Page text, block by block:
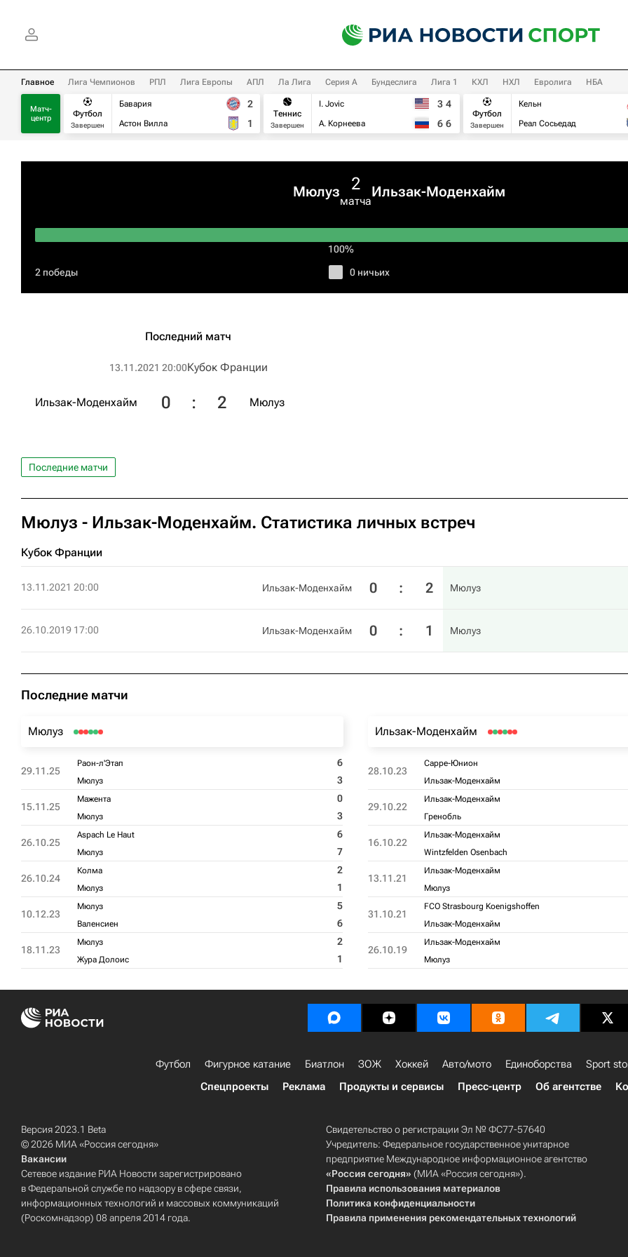
Главное Лига Чемпионов РПЛ Лига Европы АПЛ Ла Лига Серия А Бундеслига Лига 1 КХЛ НХЛ Евролига НБА
Матч-
центр
Футбол
Завершен
Бавария
Астон Вилла
2
1
Теннис
Завершен
I. Jovic
А. Корнеева
3 4
6 6
Футбол
Завершен
Кельн
Реал Сосьедад
Мюлуз 2
матча
Ильзак-Моденхайм
100%
2 победы 0 ничьих
Последний матч
13.11.2021 20:00Кубок Франции
Ильзак-Моденхайм 0 : 2 Мюлуз
Последние матчи
Мюлуз - Ильзак-Моденхайм. Статистика личных встреч
Кубок Франции
13.11.2021 20:00 Ильзак-Моденхайм 0 : 2 Мюлуз
26.10.2019 17:00 Ильзак-Моденхайм 0 : 1 Мюлуз
Последние матчи
Мюлуз
29.11.25
Раон-л'Этап 6
Мюлуз 3
15.11.25
Мажента 0
Мюлуз 3
26.10.25
Aspach Le Haut 6
Мюлуз 7
26.10.24
Колма 2
Мюлуз 1
10.12.23
Мюлуз 5
Валенсиен 6
18.11.23
Мюлуз 2
Жура Долоис 1
Ильзак-Моденхайм
28.10.23
Сарре-Юнион
Ильзак-Моденхайм
29.10.22
Ильзак-Моденхайм
Гренобль
16.10.22
Ильзак-Моденхайм
Wintzfelden Osenbach
13.11.21
Ильзак-Моденхайм
Мюлуз
31.10.21
FCO Strasbourg Koenigshoffen
Ильзак-Моденхайм
26.10.19
Ильзак-Моденхайм
Мюлуз
Футбол Фигурное катание Биатлон ЗОЖ Хоккей Авто/мото Единоборства Sport
Спецпроекты
Реклама Продукты и сервисы Пресс-центр Об агентстве
Версия 2023.1 Beta
© 2026 МИА «Россия сегодня»
Вакансии
Сетевое издание РИА Новости зарегистрировано
в Федеральной службе по надзору в сфере связи,
информационных технологий и массовых коммуникаций
(Роскомнадзор) 08 апреля 2014 года.
Свидетельство о регистрации Эл № ФС77-57640
Учредитель: Федеральное государственное унитарное
предприятие Международное информационное агентство
«Россия сегодня» (МИА «Россия сегодня»).
Правила использования материалов
Политика конфиденциальности
Правила применения рекомендательных технологий